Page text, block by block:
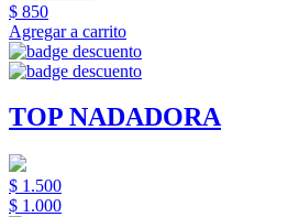
$ 850
Agregar a carrito
TOP NADADORA
$ 1.500
$ 1.000